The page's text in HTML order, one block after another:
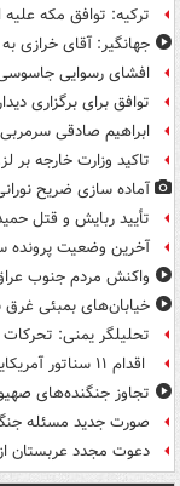
ترکیه: توافق مکه
جهانگیر: آقای خرازی
افشای رسوایی
توافق برای برگزاری
ابراهیم صادقی
تاکید وزارت خارجه
آماده سازی ضریح
تأیید ربایش و قتل
آخرین وضعیت پرونده
واکنش مردم جنوب
خیابان‌های بمبئی
تحلیلگر یمنی:
اقدام ۱۱ سناتور آمریکایی برای توقف جنگ علیه ایران
تجاوز جنگنده‌های
صورت جدید مسئله
دعوت مجدد عربستان